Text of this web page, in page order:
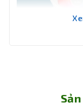
ưu hóa khả năng